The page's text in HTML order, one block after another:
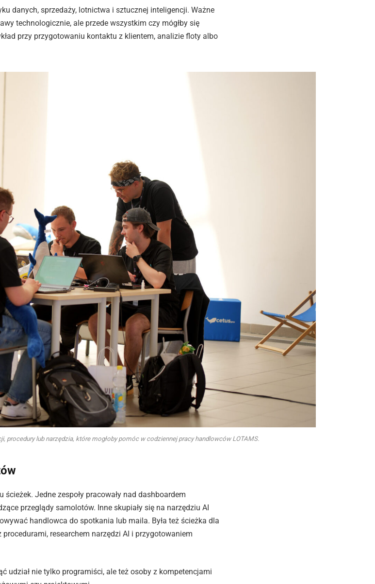
danych, sprzedaży, lotnictwa i sztucznej inteligencji. Ważne
technologicznie, ale przede wszystkim czy mógłby się
przy przygotowaniu kontaktu z klientem, analizie floty albo
procedury lub narzędzia, które mogłoby pomóc w codziennej pracy handlowców LOTAMS.
Jedne zespoły pracowały nad dashboardem
przeglądy samolotów. Inne skupiały się na narzędziu AI
handlowca do spotkania lub maila. Była też ścieżka dla
researchem narzędzi AI i przygotowaniem
udział nie tylko programiści, ale też osoby z kompetencjami